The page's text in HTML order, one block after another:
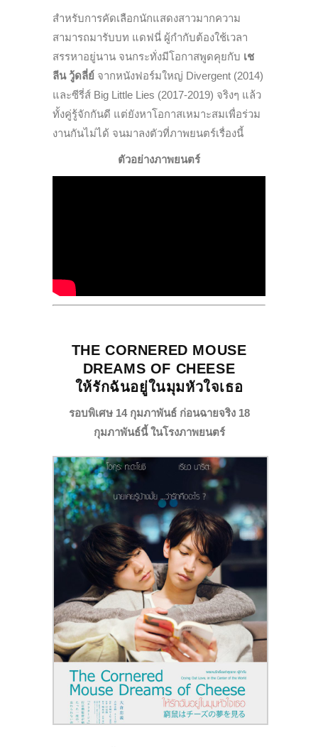
สำหรับการคัดเลือกนักแสดงสาวมากความ
สามารถมารับบท แดฟนี่ ผู้กำกับต้องใช้เวลา
สรรหาอยู่นาน จนกระทั่งมีโอกาสพูดคุยกับ เช
ลีน วู้ดลี่ย์ จากหนังฟอร์มใหญ่ Divergent (2014)
และซีรี่ส์ Big Little Lies (2017-2019) จริงๆ แล้ว
ทั้งคู่รู้จักกันดี แต่ยังหาโอกาสเหมาะสมเพื่อร่วม
งานกันไม่ได้ จนมาลงตัวที่ภาพยนตร์เรื่องนี้
ตัวอย่างภาพยนตร์
THE CORNERED MOUSE
DREAMS OF CHEESE
ให้รักฉันอยู่ในมุมหัวใจเธอ
รอบพิเศษ 14 กุมภาพันธ์ ก่อนฉายจริง 18
กุมภาพันธ์นี้ ในโรงภาพยนตร์